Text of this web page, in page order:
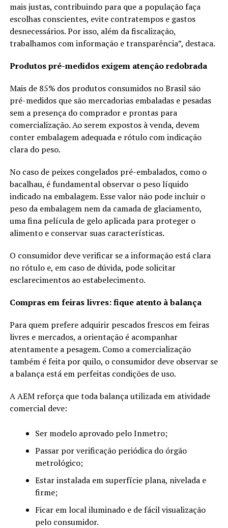
mais justas, contribuindo para que a população faça
escolhas conscientes, evite contratempos e gastos
desnecessários. Por isso, além da fiscalização,
trabalhamos com informação e transparência”, destaca.
Produtos pré-medidos exigem atenção redobrada
Mais de 85% dos produtos consumidos no Brasil são
pré-medidos que são mercadorias embaladas e pesadas
sem a presença do comprador e prontas para
comercialização. Ao serem expostos à venda, devem
conter embalagem adequada e rótulo com indicação
clara do peso.
No caso de peixes congelados pré-embalados, como o
bacalhau, é fundamental observar o peso líquido
indicado na embalagem. Esse valor não pode incluir o
peso da embalagem nem da camada de glaciamento,
uma fina película de gelo aplicada para proteger o
alimento e conservar suas características.
O consumidor deve verificar se a informação está clara
no rótulo e, em caso de dúvida, pode solicitar
esclarecimentos ao estabelecimento.
Compras em feiras livres: fique atento à balança
Para quem prefere adquirir pescados frescos em feiras
livres e mercados, a orientação é acompanhar
atentamente a pesagem. Como a comercialização
também é feita por quilo, o consumidor deve observar se
a balança está em perfeitas condições de uso.
A AEM reforça que toda balança utilizada em atividade
comercial deve:
Ser modelo aprovado pelo Inmetro;
Passar por verificação periódica do órgão
metrológico;
Estar instalada em superfície plana, nivelada e
firme;
Ficar em local iluminado e de fácil visualização
pelo consumidor.